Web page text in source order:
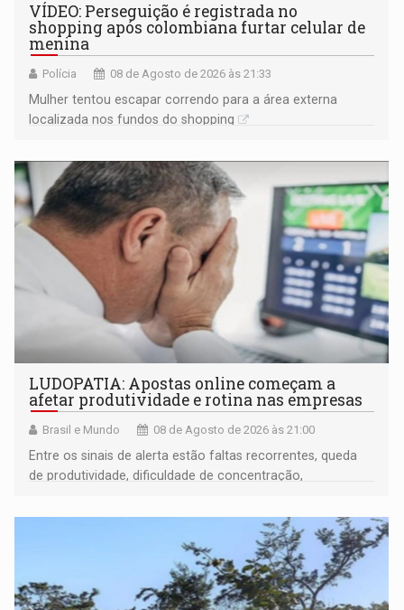
VÍDEO: Perseguição é registrada no
shopping após colombiana furtar celular de
menina
Polícia 08 de Agosto de 2026 às 21:33
Mulher tentou escapar correndo para a área externa
localizada nos fundos do shopping
LUDOPATIA: Apostas online começam a
afetar produtividade e rotina nas empresas
Brasil e Mundo 08 de Agosto de 2026 às 21:00
Entre os sinais de alerta estão faltas recorrentes, queda
de produtividade, dificuldade de concentração,